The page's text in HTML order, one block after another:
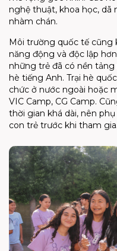
nghệ thuật, khoa học, dã
nhàm chán.
Môi trường quốc tế cũng
năng động và độc lập
những trẻ đã có nền
hè tiếng Anh. Trại hè
chức ở nước ngoài hoặc
VIC Camp, CG Camp.
thời gian khá dài, nên
con trẻ trước khi tham gia.